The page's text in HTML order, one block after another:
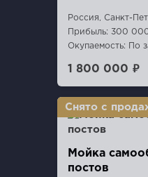
Россия, Санкт-
Прибыль: 300
Окупаемость: По
1 800 000 ₽
Мойка
постов